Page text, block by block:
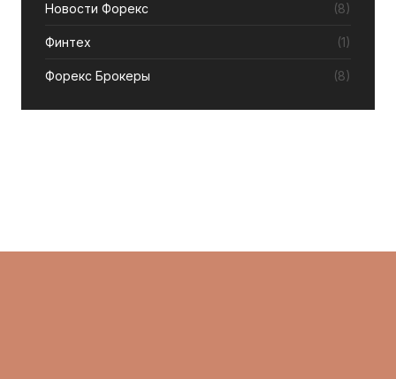
Новости Форекс (8)
Финтех (1)
Форекс Брокеры (8)